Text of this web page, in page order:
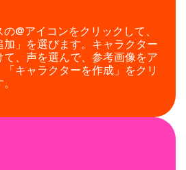
@アイコンをクリックして、
加」を選びます。キャラクター
、声を選んで、参考画像をア
キャラクターを作成」をクリ